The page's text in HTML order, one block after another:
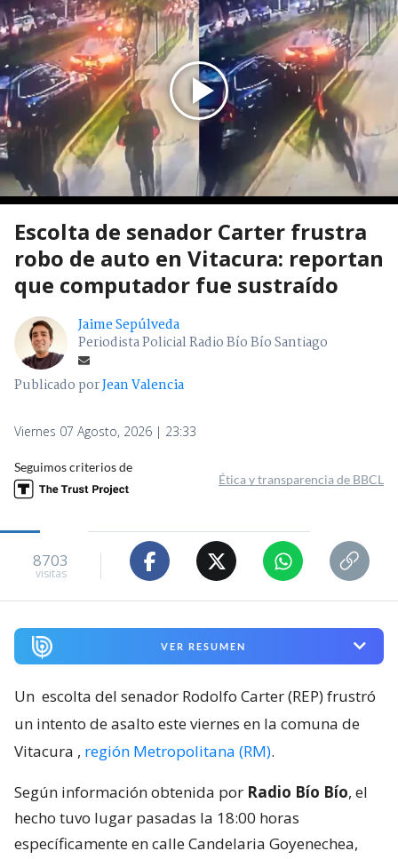
Escolta de senador Carter frustra
robo de auto en Vitacura: reportan
que computador fue sustraído
Jaime Sepúlveda
Periodista Policial Radio Bío Bío Santiago
Publicado porJean Valencia
Viernes 07 Agosto, 2026 | 23:33
Seguimos criterios de
Ética y transparencia de BBCL
8703
visitas
VER RESUMEN
Un escolta del senador Rodolfo Carter (REP) frustró
un intento de asalto este viernes en la comuna de
Vitacura , región Metropolitana (RM).
Según información obtenida por Radio Bío Bío, el
hecho tuvo lugar pasadas la 18:00 horas
específicamente en calle Candelaria Goyenechea,